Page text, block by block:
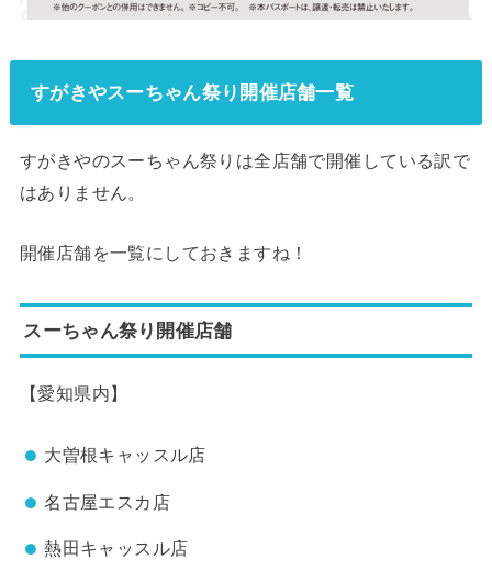
すがきやスーちゃん祭り開催店舗一覧
すがきやのスーちゃん祭りは全店舗で開催している訳で
はありません。
開催店舗を一覧にしておきますね！
スーちゃん祭り開催店舗
【愛知県内】
大曽根キャッスル店
名古屋エスカ店
熱田キャッスル店